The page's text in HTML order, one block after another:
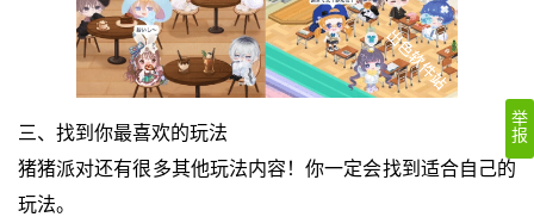
三、找到你最喜欢的玩法
猪猪派对还有很多其他玩法内容！你一定会找到适合自己的
玩法。
举
报